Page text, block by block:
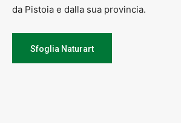
da Pistoia e dalla sua provincia.
Sfoglia Naturart